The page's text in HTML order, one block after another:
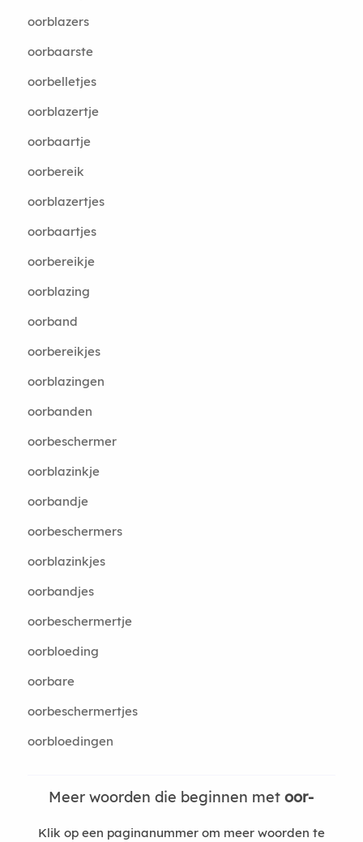
oorblazers
oorbaarste
oorbelletjes
oorblazertje
oorbaartje
oorbereik
oorblazertjes
oorbaartjes
oorbereikje
oorblazing
oorband
oorbereikjes
oorblazingen
oorbanden
oorbeschermer
oorblazinkje
oorbandje
oorbeschermers
oorblazinkjes
oorbandjes
oorbeschermertje
oorbloeding
oorbare
oorbeschermertjes
oorbloedingen
Meer woorden die beginnen metoor-
Klik op een paginanummer om meer woorden te